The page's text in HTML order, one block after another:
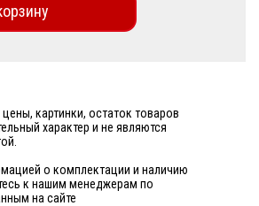
картинки, остаток товаров
характер и не являются
о комплектации и наличию
к нашим менеджерам по
на сайте